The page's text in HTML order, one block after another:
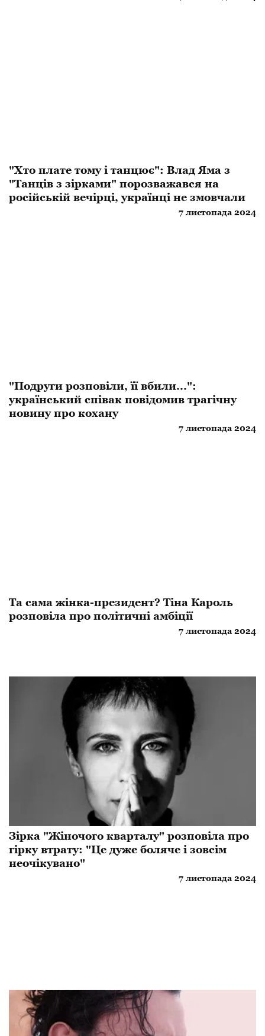
"Хто плате тому і танцює": Влад Яма з
"Танців з зірками" порозважався на
російській вечірці, українці не змовчали
7 листопада 2024
"Подруги розповіли, її вбили...":
український співак повідомив трагічну
новину про кохану
7 листопада 2024
Та сама жінка-президент? Тіна Кароль
розповіла про політичні амбіції
7 листопада 2024
Зірка "Жіночого кварталу" розповіла про
гірку втрату: "Це дуже боляче і зовсім
неочікувано"
7 листопада 2024